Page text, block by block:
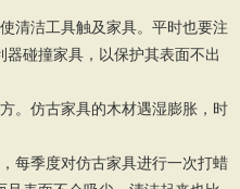
清洁工具触及家具。平时也要注
碰撞家具，以保护其表面不出
。仿古家具的木材遇湿膨胀，时
每季度对仿古家具进行一次打蜡